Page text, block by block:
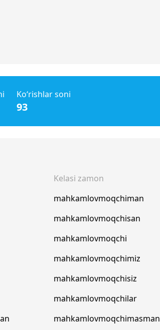
Ko‘rishlar soni
93
Kelasi zamon
mahkamlovmoqchiman
mahkamlovmoqchisan
mahkamlovmoqchi
mahkamlovmoqchimiz
mahkamlovmoqchisiz
mahkamlovmoqchilar
mahkamlovmoqchimasman